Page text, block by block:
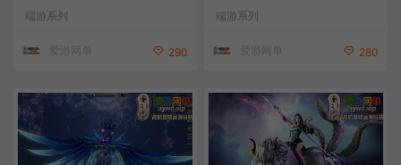
视频安装教学
端游系列
爱游网单 290
台命令无限金币可刷部分物品道
具
端游系列
爱游网单 280